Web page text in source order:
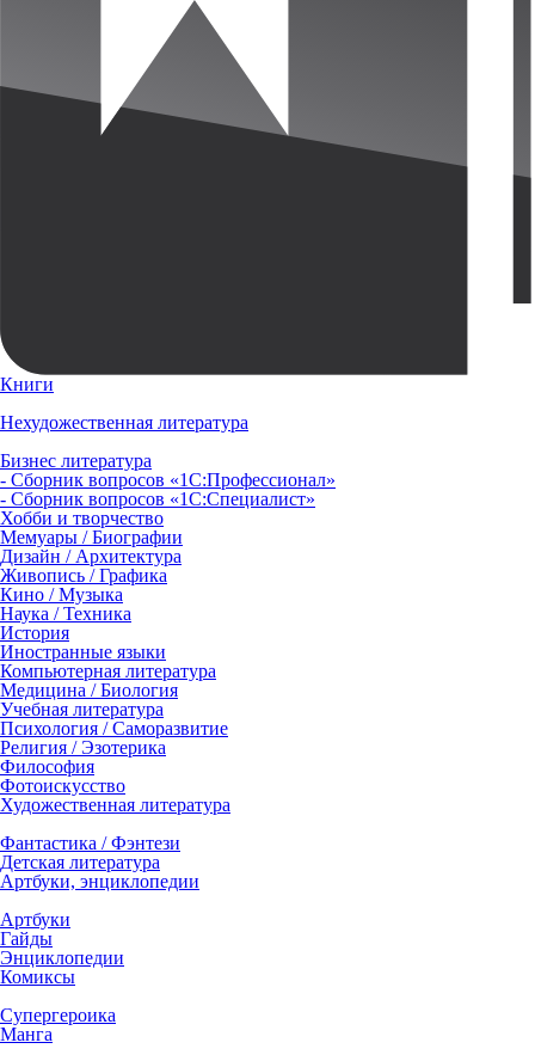
Книги
Нехудожественная литература
Бизнес литература
- Сборник вопросов «1С:Профессионал»
- Сборник вопросов «1С:Специалист»
Хобби и творчество
Мемуары / Биографии
Дизайн / Архитектура
Живопись / Графика
Кино / Музыка
Наука / Техника
История
Иностранные языки
Компьютерная литература
Медицина / Биология
Учебная литература
Психология / Саморазвитие
Религия / Эзотерика
Философия
Фотоискусство
Художественная литература
Фантастика / Фэнтези
Детская литература
Артбуки, энциклопедии
Артбуки
Гайды
Энциклопедии
Комиксы
Супергероика
Манга